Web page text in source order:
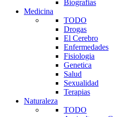
Biografias
Medicina
TODO
Drogas
El Cerebro
Enfermedades
Fisiologia
Genetica
Salud
Sexualidad
Terapias
Naturaleza
TODO